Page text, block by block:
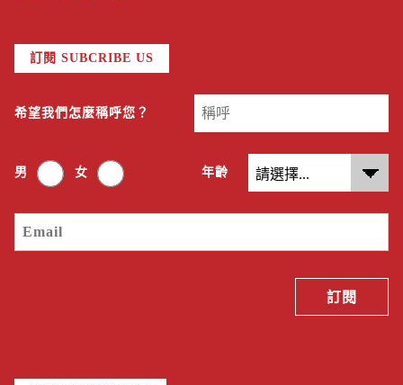
訂閱 SUBCRIBE US
希望我們怎麼稱呼您？
男 女 年齡